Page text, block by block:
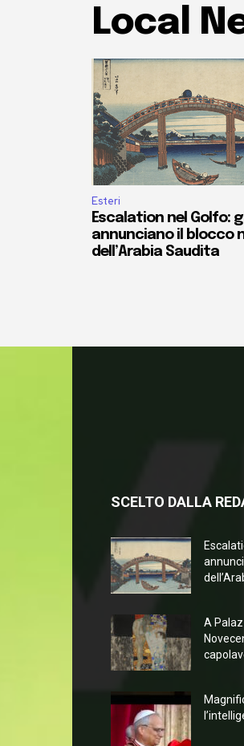
Local
Esteri
Escalation nel Golfo:
annunciano il blocco
dell’Arabia Saudita
SCELTO DALLA
A